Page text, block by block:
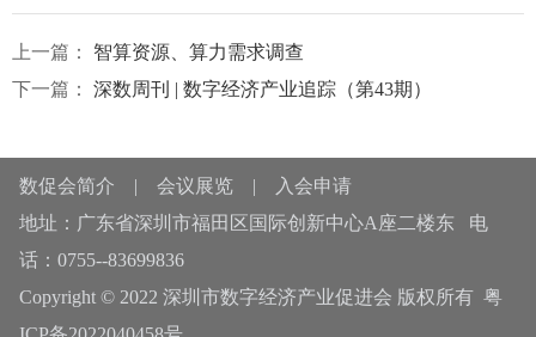
上一篇：
智算资源、算力需求调查
下一篇：
深数周刊 | 数字经济产业追踪（第43期）
数促会简介 | 会议展览|
入会申请
地址：广东省深圳市福田区国际创新中心A座二楼东 电
话：0755--83699836
Copyright © 2022 深圳市数字经济产业促进会 版权所有 粤